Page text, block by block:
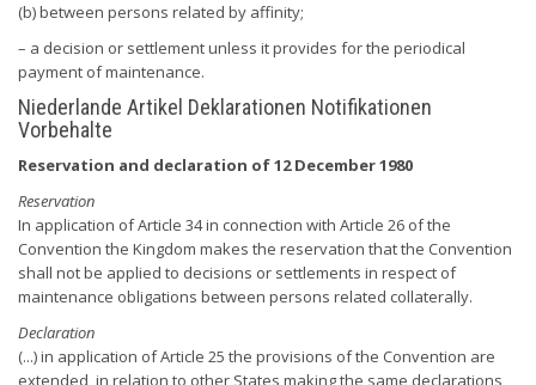
(b) between persons related by affinity;
– a decision or settlement unless it provides for the periodical
payment of maintenance.
Niederlande Artikel Deklarationen Notifikationen
Vorbehalte
Reservation and declaration of 12 December 1980
Reservation
In application of Article 34 in connection with Article 26 of the
Convention the Kingdom makes the reservation that the Convention
shall not be applied to decisions or settlements in respect of
maintenance obligations between persons related collaterally.
Declaration
(...) in application of Article 25 the provisions of the Convention are
extended, in relation to other States making the same declarations